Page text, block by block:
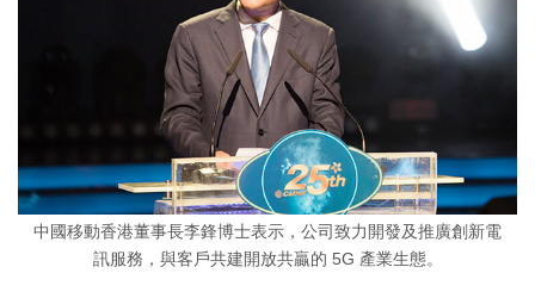
中國移動香港董事長李鋒博士表示，公司致力開發及推廣創新電
訊服務，與客戶共建開放共贏的 5G 產業生態。